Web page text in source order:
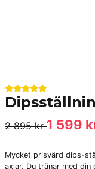
2 895 kr1 599
Mycket prisvärd dips-
axlar. Du tränar med